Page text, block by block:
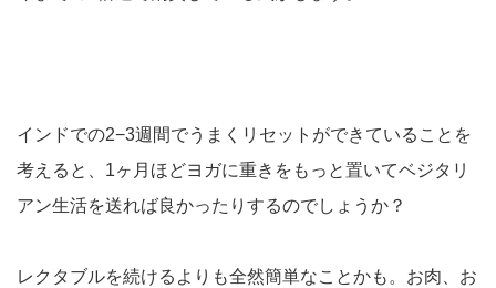
インドでの2−3週間でうまくリセットができていることを
考えると、1ヶ月ほどヨガに重きをもっと置いてベジタリ
アン生活を送れば良かったりするのでしょうか？
レクタブルを続けるよりも全然簡単なことかも。お肉、お